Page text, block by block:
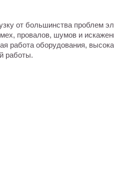
от большинства проблем
провалов, шумов и
работа оборудования,
работы.